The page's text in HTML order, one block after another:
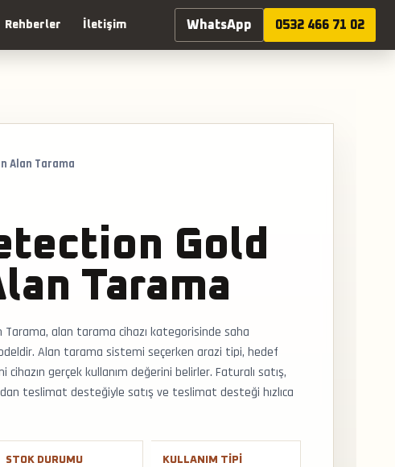
Rehberler İletişim WhatsApp 0532 466 71 02
Alan Tarama
Gold
Tarama
Tarama, alan tarama cihazı kategorisinde saha
Alan tarama sistemi seçerken arazi tipi, hedef
gerçek kullanım değerini belirler. Faturalı satış,
teslimat desteğiyle satış ve teslimat desteği hızlıca
STOK DURUMU KULLANIM TIPI